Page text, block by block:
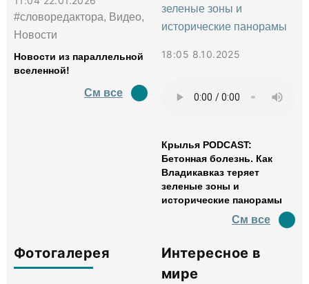
#словоредактора, Видео,
Новости
Новости из параллельной
вселенной!
См все
18:05 8.10.2025
Крылья PODCAST:
Бетонная болезнь. Как
Владикавказ теряет
зеленые зоны и
исторические панорамы
См все
Фотогалерея
Интересное в
мире